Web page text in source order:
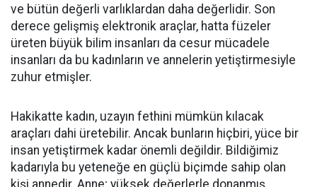
ve bütün değerli varlıklardan daha değerlidir. Son
derece gelişmiş elektronik araçlar, hatta füzeler
üreten büyük bilim insanları da cesur mücadele
insanları da bu kadınların ve annelerin yetiştirmesiyle
zuhur etmişler.
Hakikatte kadın, uzayın fethini mümkün kılacak
araçları dahi üretebilir. Ancak bunların hiçbiri, yüce bir
insan yetiştirmek kadar önemli değildir. Bildiğimiz
kadarıyla bu yeteneğe en güçlü biçimde sahip olan
kişi annedir. Anne; yüksek değerlerle donanmış,